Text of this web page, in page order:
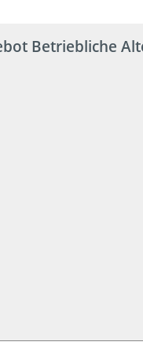
Betriebliche